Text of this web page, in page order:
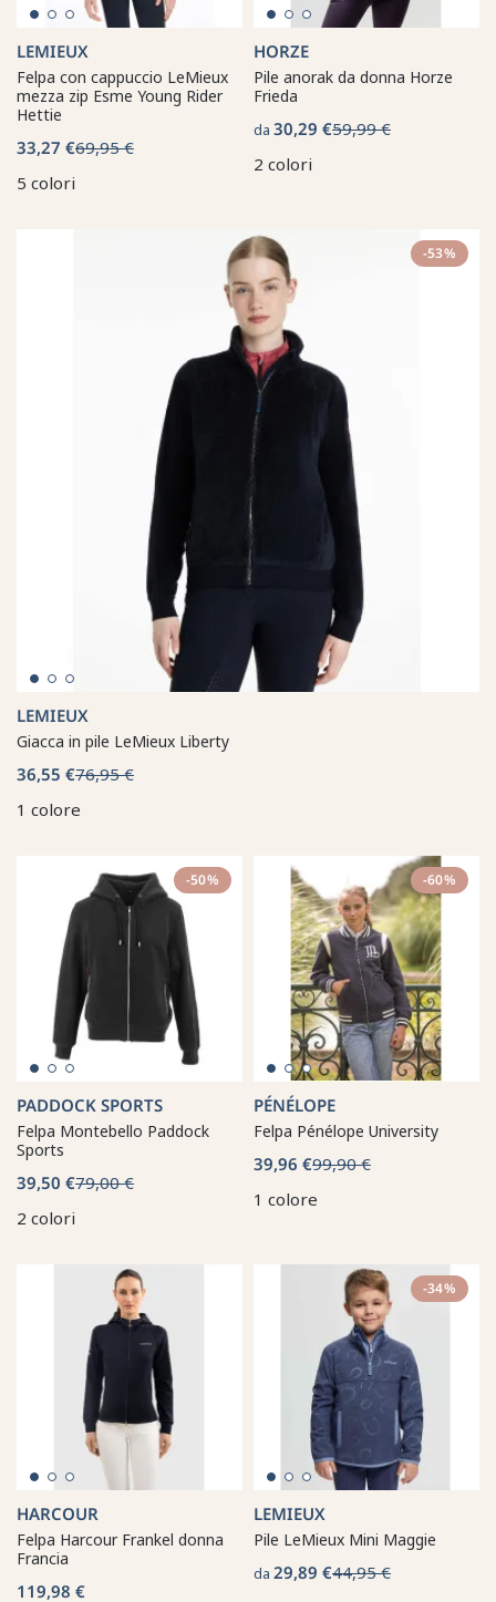
LEMIEUX
Felpa con cappuccio LeMieux
mezza zip Esme Young Rider
Hettie
33,27 €69,95 €
5 colori
HORZE
Pile anorak da donna Horze
Frieda
da 30,29 €59,99 €
2 colori
-53%
LEMIEUX
Giacca in pile LeMieux Liberty
36,55 €76,95 €
1 colore
-50%
PADDOCK SPORTS
Felpa Montebello Paddock
Sports
39,50 €79,00 €
2 colori
-60%
PÉNÉLOPE
Felpa Pénélope University
39,96 €99,90 €
1 colore
HARCOUR
Felpa Harcour Frankel donna
Francia
119,98 €
-34%
LEMIEUX
Pile LeMieux Mini Maggie
da 29,89 €44,95 €